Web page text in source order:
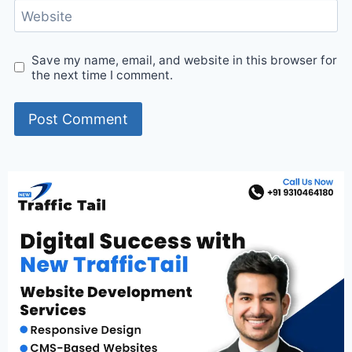
Website
Save my name, email, and website in this browser for
the next time I comment.